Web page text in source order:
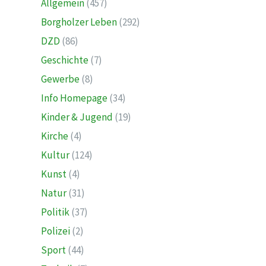
Allgemein(457)
Borgholzer Leben(292)
DZD (86)
Geschichte(7)
Gewerbe(8)
Info Homepage(34)
Kinder & Jugend (19)
Kirche(4)
Kultur(124)
Kunst(4)
Natur(31)
Politik(37)
Polizei(2)
Sport(44)